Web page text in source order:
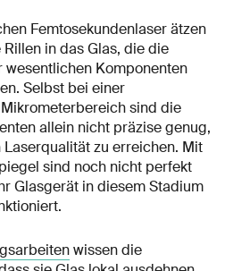
Femtosekundenlaser ätzen
in das Glas, die die
Komponenten
Selbst bei einer
sind die
allein nicht präzise genug,
zu erreichen. Mit
sind noch nicht perfekt
Glasgerät in diesem Stadium
wissen die